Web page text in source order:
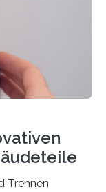
, Glas- oder
Stahlbeton, bei
Trennen